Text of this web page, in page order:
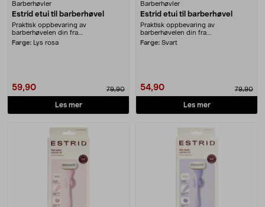
Barberhøvler
Estrid etui til barberhøvel
Praktisk oppbevaring av
barberhøvelen din fra....
Farge: Lys rosa
59,90 79,90
Les mer
Barberhøvler
Estrid etui til barberhøvel
Praktisk oppbevaring av
barberhøvelen din fra....
Farge: Svart
54,90 79,90
Les mer